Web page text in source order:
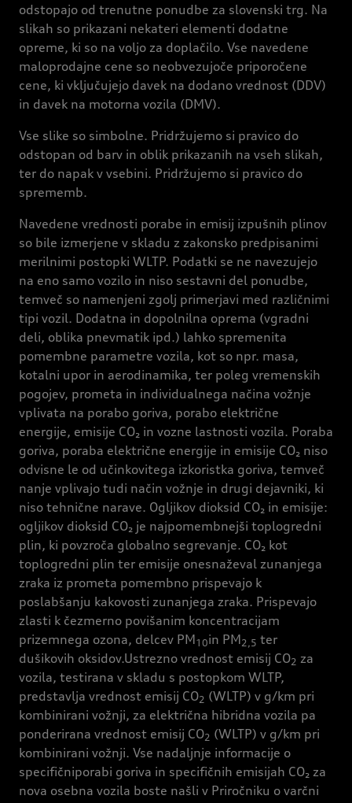
odstopajo od trenutne ponudbe za slovenski trg. Na
slikah so prikazani nekateri elementi dodatne
opreme, ki so na voljo za doplačilo. Vse navedene
maloprodajne cene so neobvezujoče priporočene
cene, ki vključujejo davek na dodano vrednost (DDV)
in davek na motorna vozila (DMV).
Vse slike so simbolne. Pridržujemo si pravico do
odstopan od barv in oblik prikazanih na vseh slikah,
ter do napak v vsebini. Pridržujemo si pravico do
sprememb.
Navedene vrednosti porabe in emisij izpušnih plinov
so bile izmerjene v skladu z zakonsko predpisanimi
merilnimi postopki WLTP. Podatki se ne navezujejo
na eno samo vozilo in niso sestavni del ponudbe,
temveč so namenjeni zgolj primerjavi med različnimi
tipi vozil. Dodatna in dopolnilna oprema (vgradni
deli, oblika pnevmatik ipd.) lahko spremenita
pomembne parametre vozila, kot so npr. masa,
kotalni upor in aerodinamika, ter poleg vremenskih
pogojev, prometa in individualnega načina vožnje
vplivata na porabo goriva, porabo električne
energije, emisije CO₂ in vozne lastnosti vozila. Poraba
goriva, poraba električne energije in emisije CO₂ niso
odvisne le od učinkovitega izkoristka goriva, temveč
nanje vplivajo tudi način vožnje in drugi dejavniki, ki
niso tehnične narave. Ogljikov dioksid CO₂ in emisije:
ogljikov dioksid CO₂ je najpomembnejši toplogredni
plin, ki povzroča globalno segrevanje. CO₂ kot
toplogredni plin ter emisije onesnaževal zunanjega
zraka iz prometa pomembno prispevajo k
poslabšanju kakovosti zunanjega zraka. Prispevajo
zlasti k čezmerno povišanim koncentracijam
prizemnega ozona, delcev PM10in PM2,5 ter
dušikovih oksidov.Ustrezno vrednost emisij CO2 za
vozila, testirana v skladu s postopkom WLTP,
predstavlja vrednost emisij CO2 (WLTP) v g/km pri
kombinirani vožnji, za električna hibridna vozila pa
ponderirana vrednost emisij CO2 (WLTP) v g/km pri
kombinirani vožnji. Vse nadaljnje informacije o
specifičniporabi goriva in specifičnih emisijah CO₂ za
nova osebna vozila boste našli v Priročniku o varčni